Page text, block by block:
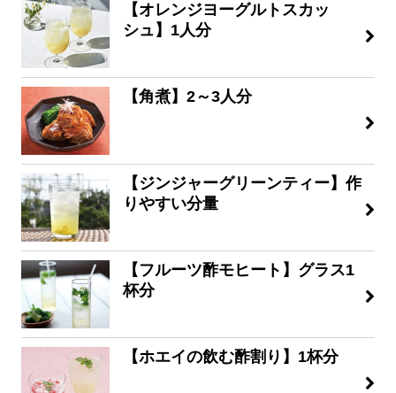
【オレンジヨーグルトスカッ
シュ】1人分
【角煮】2～3人分
【ジンジャーグリーンティー】作
りやすい分量
【フルーツ酢モヒート】グラス1
杯分
【ホエイの飲む酢割り】1杯分